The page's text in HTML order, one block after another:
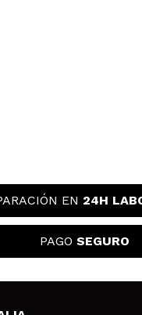
EN 24H
PAGO SEGURO